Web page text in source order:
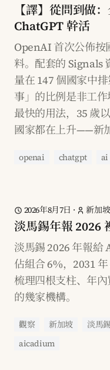
【譯】從問到做
ChatGPT 幹活
OpenAI 首次公佈按
料。配套的 Signals
量在 147 個國家中
事」的比例是非工
最快的用法，35 歲
國家都在上升——新
openai chatgpt ai
2026年8月7日 · 新加
淡馬錫年報 2026
淡馬錫 2026 年報給
佔組合 6%，2031
梳理四根支柱、年
的幾家機構。
觀察 新加坡 淡馬
aicadium